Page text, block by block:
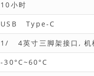
10小时
USB Type-C
1/ 4英寸三脚架接口, 机
-30°C~60°C